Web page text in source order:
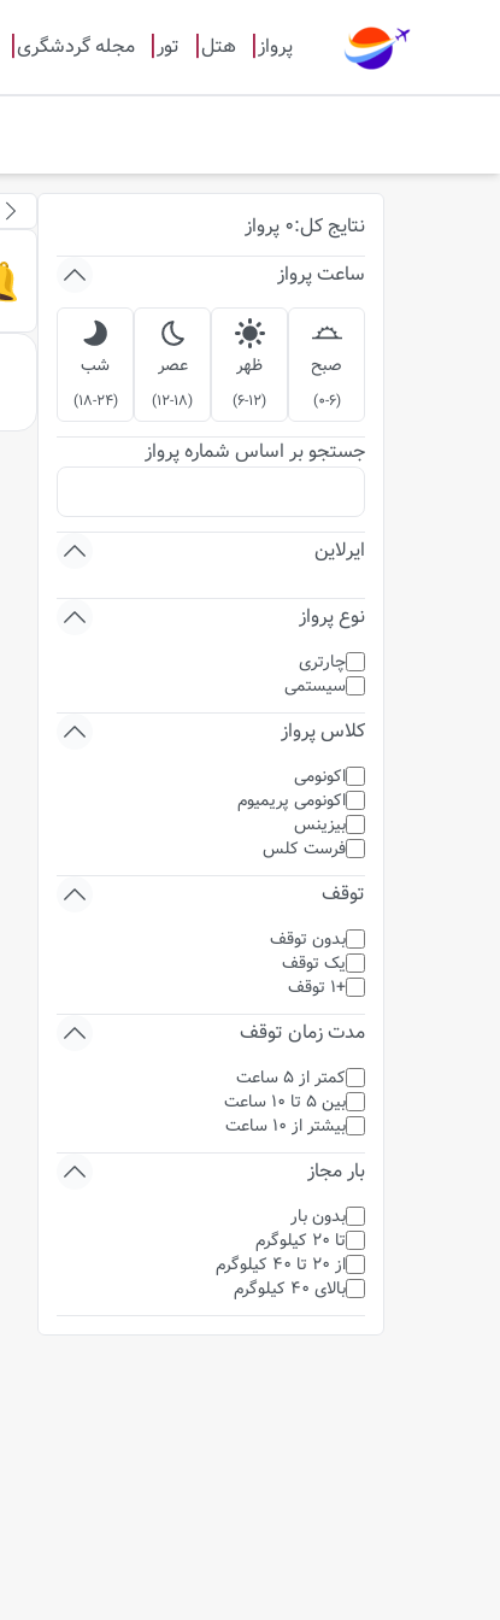
پرواز هتل تور مجله گردشگری
نتایج کل:
0 پرواز
ساعت پرواز
صبح
(
0-6
)
ظهر
(
6-12
)
عصر
(
12-18
)
شب
(
18-24
)
جستجو بر اساس شماره پرواز
ایرلاین
نوع پرواز
چارتری
سیستمی
کلاس پرواز
اکونومی
اکونومی پریمیوم
بیزینس
فرست کلس
توقف
بدون توقف
یک توقف
+1 توقف
مدت زمان توقف
کمتر از 5 ساعت
بین 5 تا 10 ساعت
بیشتر از 10 ساعت
بار مجاز
بدون بار
تا 20 کیلوگرم
از 20 تا 40 کیلوگرم
بالای 40 کیلوگرم